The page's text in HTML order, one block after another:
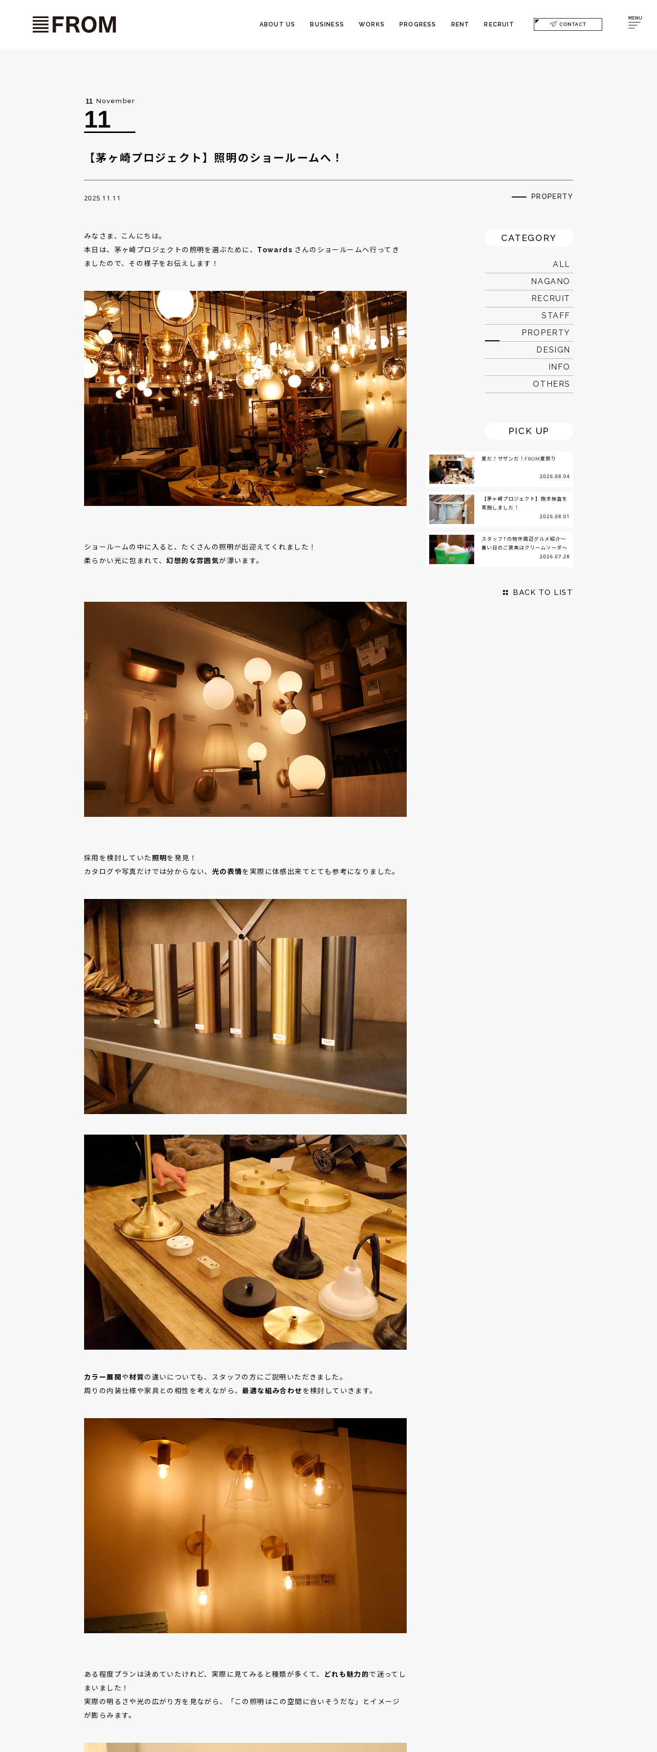
ABOUT US BUSINESS WORKS PROGRESS RENT RECRUIT CONTACT
MENU
11 November
11
【茅ヶ崎プロジェクト】照明のショールームへ！
2025.11.11 PROPERTY
みなさま、こんにちは。
本日は、茅ヶ崎プロジェクトの照明を選ぶために、 Towards さんのショールームへ行ってき
ましたので、その様子をお伝えします！
ショールームの中に入ると、たくさんの照明が出迎えてくれました！
柔らかい光に包まれて、幻想的な雰囲気が漂います。
採用を検討していた 照明 を発見！
カタログや写真だけでは分からない、 光の表情を実際に体感出来てとても参考になりました。
カラー展開 や材質の違いについても、スタッフの方にご説明いただきました。
周りの内装仕様や家具との相性を考えながら、最適な組み合わせを検討していきます。
ある程度プランは決めていたけれど、実際に見てみると種類が多くて、 どれも魅力的で迷ってし
まいました！
実際の明るさや光の広がり方を見ながら、「この照明はこの空間に合いそうだな」とイメージ
が膨らみます。
CATEGORY
ALL
NAGANO
RECRUIT
STAFF
PROPERTY
DESIGN
INFO
OTHERS
PICK UP
夏だ！サザンだ！FROM夏祭り
2026.08.04
【茅ヶ崎プロジェクト】施主検査を
実施しました！
2026.08.01
スタッフTの物件周辺グルメ紹介～
暑い日のご褒美はクリームソーダ～
2026.07.28
BACK TO LIST